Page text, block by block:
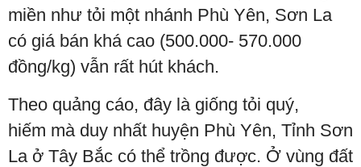
miền như tỏi một nhánh Phù Yên, Sơn La
có giá bán khá cao (500.000- 570.000
đồng/kg) vẫn rất hút khách.
Theo quảng cáo, đây là giống tỏi quý,
hiếm mà duy nhất huyện Phù Yên, Tỉnh Sơn
La ở Tây Bắc có thể trồng được. Ở vùng đất